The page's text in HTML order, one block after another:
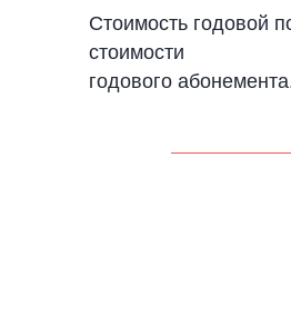
Стоимость годовой
стоимости
годового